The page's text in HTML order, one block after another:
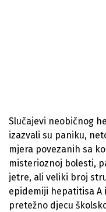
Slučajevi neobičnog
izazvali su paniku,
mjera povezanih sa
misterioznoj bolesti,
jetre, ali veliki broj
epidemiji hepatitisa A
pretežno djecu